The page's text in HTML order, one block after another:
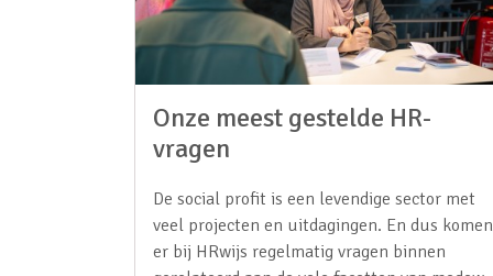
Onze meest gestelde HR-
vragen
De social profit is een levendige sector met
veel projecten en uitdagingen. En dus komen
er bij HRwijs regelmatig vragen binnen